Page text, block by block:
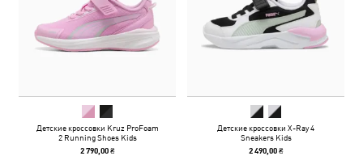
Детские кроссовки Kruz ProFoam
2 Running Shoes Kids
2 790,00 ₴
Детские кроссовки X-Ray 4
Sneakers Kids
2 490,00 ₴